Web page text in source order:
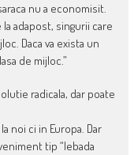
nu a economisit.
adapost, singurii care
Daca va exista un
de mijloc.”
radicala, dar poate
noi ci in Europa. Dar
tip “lebada